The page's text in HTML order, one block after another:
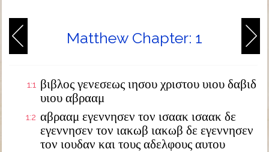
Matthew Chapter: 1
1:1 βιβλος γενεσεως ιησου χριστου υιου δαβιδ
υιου αβρααμ
1:2 αβρααμ εγεννησεν τον ισαακ ισαακ δε
εγεννησεν τον ιακωβ ιακωβ δε εγεννησεν
τον ιουδαν και τους αδελφους αυτου